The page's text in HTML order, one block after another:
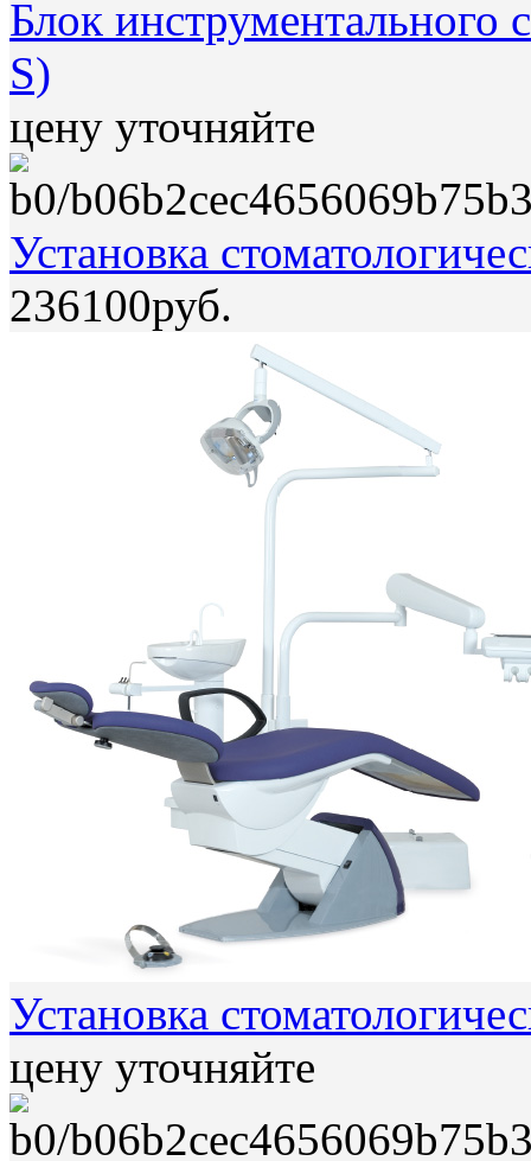
Блок инструментального
S)
цену уточняйте
Установка
236100руб.
Установка
цену уточняйте